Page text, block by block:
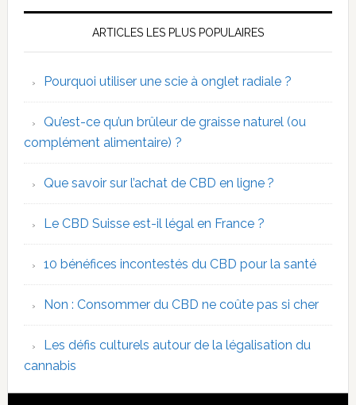
ARTICLES LES PLUS POPULAIRES
Pourquoi utiliser une scie à onglet radiale ?
Qu’est-ce qu’un brûleur de graisse naturel (ou
complément alimentaire) ?
Que savoir sur l’achat de CBD en ligne ?
Le CBD Suisse est-il légal en France ?
10 bénéfices incontestés du CBD pour la santé
Non : Consommer du CBD ne coûte pas si cher
Les défis culturels autour de la légalisation du
cannabis